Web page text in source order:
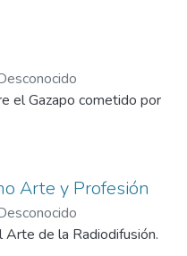
el Gazapo cometido por
Arte y Profesión
de la Radiodifusión.